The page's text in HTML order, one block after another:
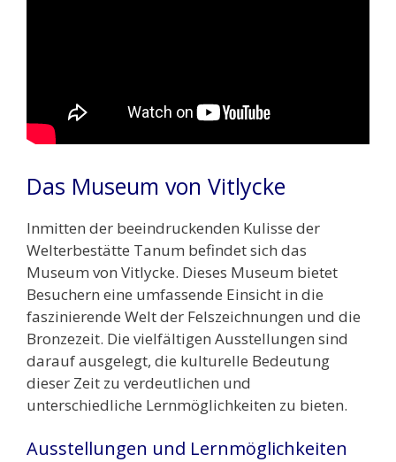
Das Museum von Vitlycke
Inmitten der beeindruckenden Kulisse der
Welterbestätte Tanum befindet sich das
Museum von Vitlycke. Dieses Museum bietet
Besuchern eine umfassende Einsicht in die
faszinierende Welt der Felszeichnungen und die
Bronzezeit. Die vielfältigen Ausstellungen sind
darauf ausgelegt, die kulturelle Bedeutung
dieser Zeit zu verdeutlichen und
unterschiedliche Lernmöglichkeiten zu bieten.
Ausstellungen und Lernmöglichkeiten